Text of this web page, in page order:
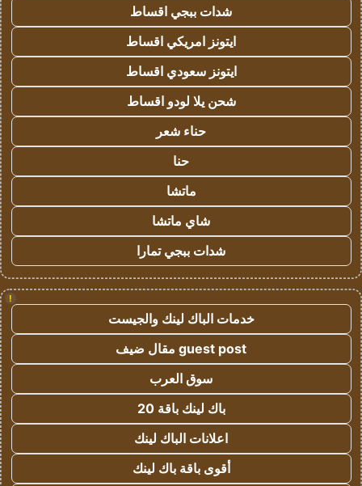
شدات ببجي اقساط
ايتونز امريكي اقساط
ايتونز سعودي اقساط
شحن يلا لودو اقساط
حناء شعر
حنا
ماتشا
شاي ماتشا
شدات ببجي تمارا
!
خدمات الباك لينك والجيست
guest post مقال ضيف
سوق العرب
باك لينك باقة 20
اعلانات الباك لينك
أقوى باقة باك لينك